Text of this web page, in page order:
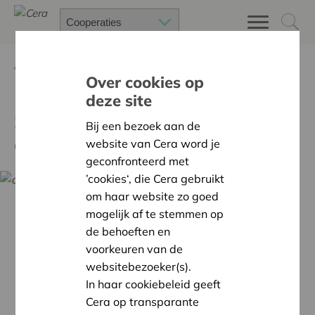
Sterke groei in Nederlandse
coöperatieve sector
Over cookies op
deze site
Bij een bezoek aan de
website van Cera word je
geconfronteerd met
’cookies‘, die Cera gebruikt
om haar website zo goed
mogelijk af te stemmen op
de behoeften en
voorkeuren van de
websitebezoeker(s).
In haar cookiebeleid geeft
Cera op transparante